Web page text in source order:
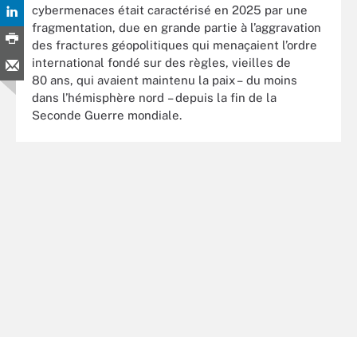
cybermenaces était caractérisé en 2025 par une
fragmentation, due en grande partie à l’aggravation
des fractures géopolitiques qui menaçaient l’ordre
international fondé sur des règles, vieilles de
80 ans, qui avaient maintenu la paix – du moins
dans l’hémisphère nord – depuis la fin de la
Seconde Guerre mondiale.